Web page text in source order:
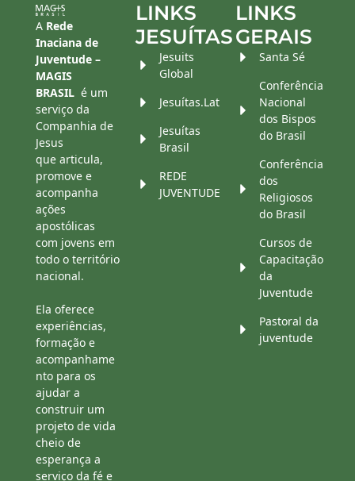
A Rede
Inaciana de
Juventude –
MAGIS
BRASIL é um
serviço da
Companhia de
Jesus
que articula,
promove e
acompanha
ações
apostólicas
com jovens em
todo o território
nacional.
Ela oferece
experiências,
formação e
acompanhame
nto para os
ajudar a
construir um
projeto de vida
cheio de
esperança a
serviço da fé e
LINKS
JESUÍTAS
Jesuits
Global
Jesuítas.Lat
Jesuítas
Brasil
REDE
JUVENTUDE
LINKS
GERAIS
Santa Sé
Conferência
Nacional
dos Bispos
do Brasil
Conferência
dos
Religiosos
do Brasil
Cursos de
Capacitação
da
Juventude
Pastoral da
juventude